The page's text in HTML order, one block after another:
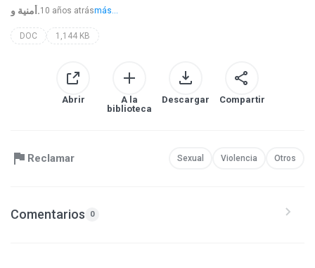
أمنية و.10 años atrásmás...
DOC 1,144 KB
Abrir
A la
biblioteca
Descargar Compartir
Reclamar Sexual Violencia Otros
Comentarios 0